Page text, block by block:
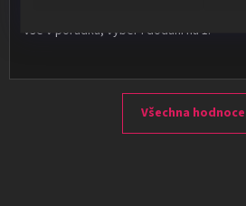
Vše v pořádku, výběr i dodání na 1.
Všechna